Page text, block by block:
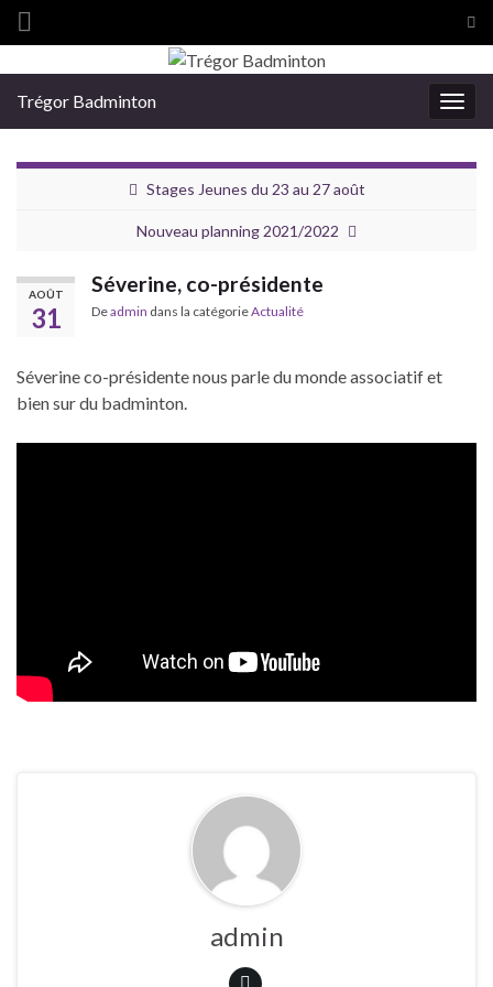
Search for:
Trégor Badminton
Stages Jeunes du 23 au 27 août
Nouveau planning 2021/2022
AOÛT
31
Séverine, co-présidente
Deadmin dans la catégorieActualité
Séverine co-présidente nous parle du monde associatif et
bien sur du badminton.
admin